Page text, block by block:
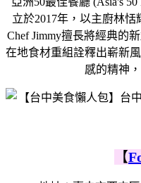
立於2017年，以主廚林恬
Chef Jimmy擅長將經典的
在地食材重組詮釋出嶄新
感的精神
【